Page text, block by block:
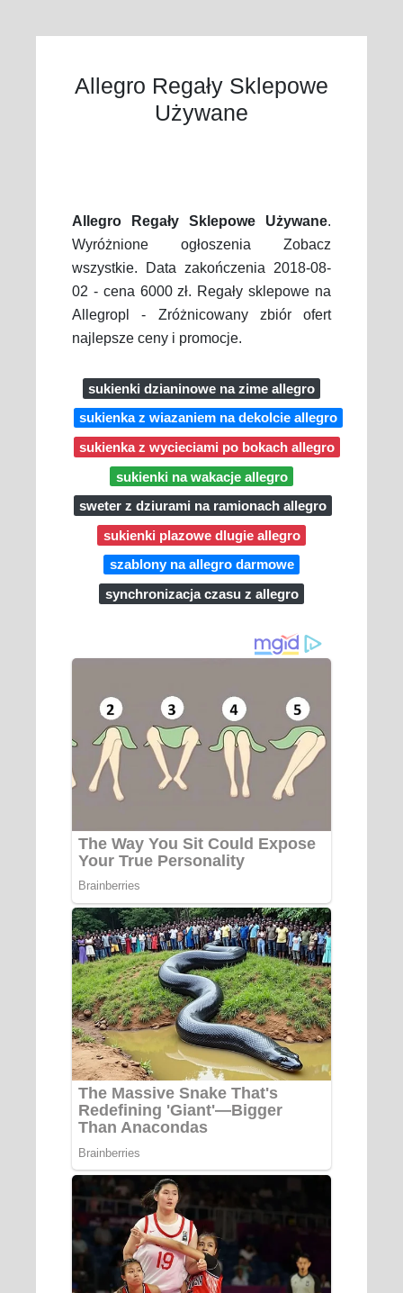
Allegro Regały Sklepowe
Używane
Allegro Regały Sklepowe Używane.
Wyróżnione ogłoszenia Zobacz
wszystkie. Data zakończenia 2018-08-
02 - cena 6000 zł. Regały sklepowe na
Allegropl - Zróżnicowany zbiór ofert
najlepsze ceny i promocje.
sukienki dzianinowe na zime allegro
sukienka z wiazaniem na dekolcie allegro
sukienka z wycieciami po bokach allegro
sukienki na wakacje allegro
sweter z dziurami na ramionach allegro
sukienki plazowe dlugie allegro
szablony na allegro darmowe
synchronizacja czasu z allegro